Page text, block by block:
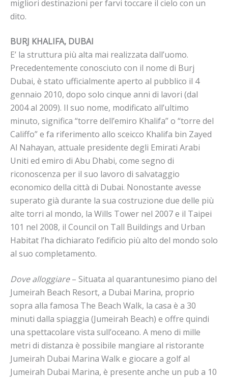
migliori destinazioni per farvi toccare il cielo con un
dito.
BURJ KHALIFA, DUBAI
E’ la struttura più alta mai realizzata dall’uomo.
Precedentemente conosciuto con il nome di Burj
Dubai, è stato ufficialmente aperto al pubblico il 4
gennaio 2010, dopo solo cinque anni di lavori (dal
2004 al 2009). Il suo nome, modificato all’ultimo
minuto, significa “torre dell’emiro Khalifa” o “torre del
Califfo” e fa riferimento allo sceicco Khalifa bin Zayed
Al Nahayan, attuale presidente degli Emirati Arabi
Uniti ed emiro di Abu Dhabi, come segno di
riconoscenza per il suo lavoro di salvataggio
economico della città di Dubai. Nonostante avesse
superato già durante la sua costruzione due delle più
alte torri al mondo, la Wills Tower nel 2007 e il Taipei
101 nel 2008, il Council on Tall Buildings and Urban
Habitat l’ha dichiarato l’edificio più alto del mondo solo
al suo completamento.
Dove alloggiare– Situata al quarantunesimo piano del
Jumeirah Beach Resort, a Dubai Marina, proprio
sopra alla famosa The Beach Walk, la casa è a 30
minuti dalla spiaggia (Jumeirah Beach) e offre quindi
una spettacolare vista sull’oceano. A meno di mille
metri di distanza è possibile mangiare al ristorante
Jumeirah Dubai Marina Walk e giocare a golf al
Jumeirah Dubai Marina, è presente anche un pub a 10